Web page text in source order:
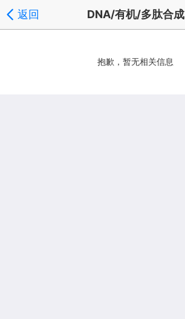
返回 DNA/有机/多肽合成
抱歉，暂无相关信息